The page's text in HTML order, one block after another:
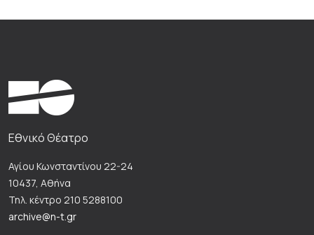
Εθνικό Θέατρο
Αγίου Κωνσταντίνου 22-24
10437, Αθήνα
Τηλ. κέντρο 210 5288100
archive@n-t.gr